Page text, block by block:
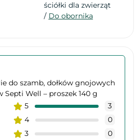
ściółki dla zwierząt
/ Do obornika
do szamb, dołków gnojowych
Well – proszek 140 g
5
3
4
0
3
0